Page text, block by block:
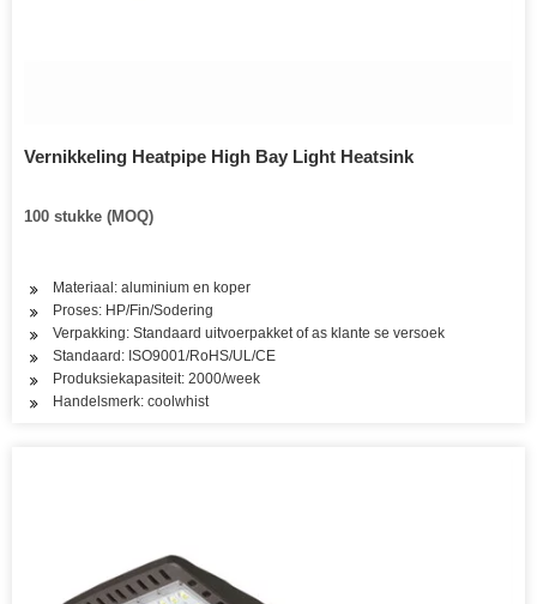
Vernikkeling Heatpipe High Bay Light Heatsink
100 stukke (MOQ)
Materiaal: aluminium en koper
Proses: HP/Fin/Sodering
Verpakking: Standaard uitvoerpakket of as klante se versoek
Standaard: ISO9001/RoHS/UL/CE
Produksiekapasiteit: 2000/week
Handelsmerk: coolwhist